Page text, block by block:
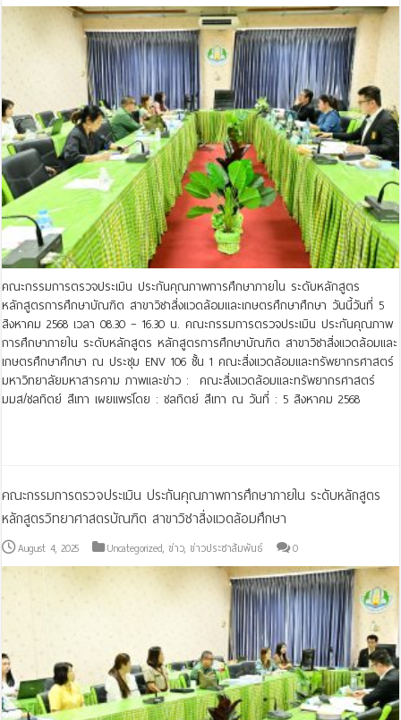
คณะกรรมการตรวจประเมิน ประกันคุณภาพการศึกษาภายใน ระดับหลักสูตร
หลักสูตรการศึกษาบัณฑิต สาขาวิชาสิ่งแวดล้อมและเกษตรศึกษาศึกษา วันนี้วันที่ 5
สิงหาคม 2568 เวลา 08.30 – 16.30 น. คณะกรรมการตรวจประเมิน ประกันคุณภาพ
การศึกษาภายใน ระดับหลักสูตร หลักสูตรการศึกษาบัณฑิต สาขาวิชาสิ่งแวดล้อมและ
เกษตรศึกษาศึกษา ณ ประชุม ENV 106 ชั้น 1 คณะสิ่งแวดล้อมและทรัพยากรศาสตร์
มหาวิทยาลัยมหาสารคาม ภาพและข่าว : คณะสิ่งแวดล้อมและทรัพยากรศาสตร์
มมส/ชลทิตย์ สีเทา เผยแพร่โดย : ชลทิตย์ สีเทา ณ วันที่ : 5 สิงหาคม 2568
คณะกรรมการตรวจประเมิน ประกันคุณภาพการศึกษาภายใน ระดับหลักสูตร
หลักสูตรวิทยาศาสตรบัณฑิต สาขาวิชาสิ่งแวดล้อมศึกษา
August 4, 2025 Uncategorized,ข่าว,ข่าวประชาสัมพันธ์ 0